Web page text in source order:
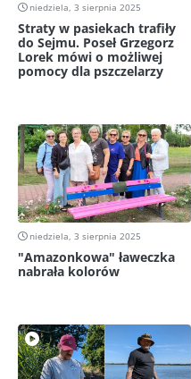
niedziela, 3 sierpnia 2025
Straty w pasiekach trafiły
do Sejmu. Poseł Grzegorz
Lorek mówi o możliwej
pomocy dla pszczelarzy
niedziela, 3 sierpnia 2025
"Amazonkowa" ławeczka
nabrała kolorów